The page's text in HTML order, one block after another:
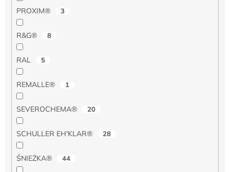
PROXIM® 3
R&G® 8
RAL 5
REMALLE® 1
SEVEROCHEMA® 20
SCHULLER EH'KLAR® 28
ŚNIEŻKA® 44